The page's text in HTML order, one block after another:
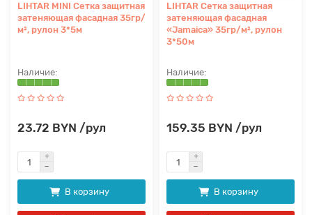
LIHTAR MINI Сетка защитная
затеняющая фасадная 35гр/
м², рулон 3*5м
23.72 BYN /рул
В корзину
LIHTAR Сетка защитная
затеняющая фасадная
«Jamaica» 35гр/м², рулон
3*50м
159.35 BYN /рул
В корзину